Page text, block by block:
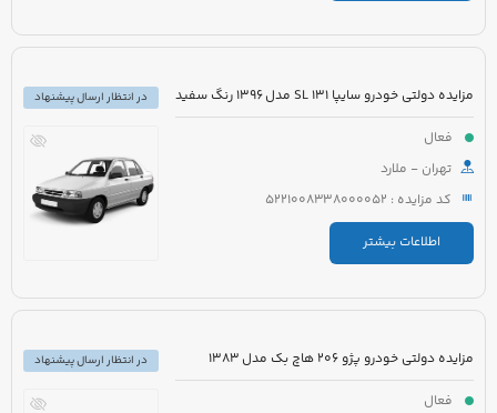
مزایده دولتی خودرو سایپا 131 SL مدل 1396 رنگ سفید
فعال
تهران - ملارد
کد مزایده : 5221008338000052
اطلاعات بیشتر
در انتظار ارسال پیشنهاد
مزایده دولتی خودرو پژو 206 هاچ بک مدل 1383
فعال
در انتظار ارسال پیشنهاد